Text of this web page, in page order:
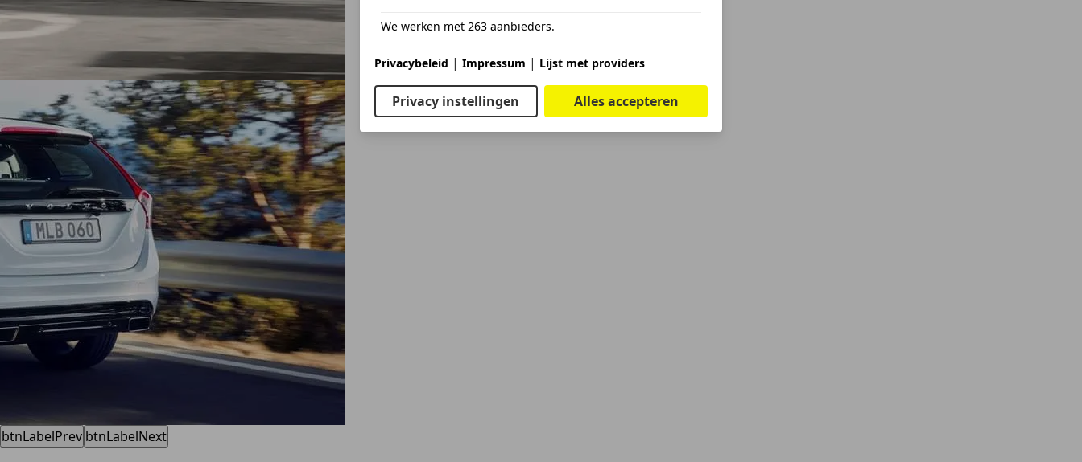
btnLabelPrev btnLabelNext
We werken met 263 aanbieders.
Privacybeleid | Impressum | Lijst met providers
Privacy instellingen Alles accepteren